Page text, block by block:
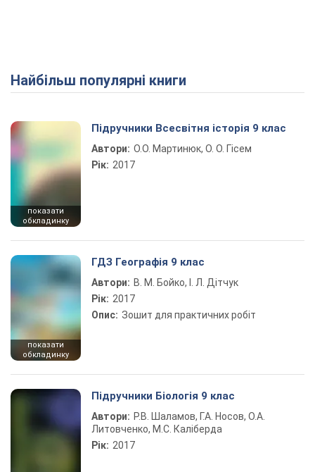
Найбільш популярні книги
показати
обкладинку
Підручники Всесвітня історія 9 клас
Автори: О.О. Мартинюк, О. О. Гісем
Рік: 2017
показати
обкладинку
ГДЗ Географія 9 клас
Автори: В. М. Бойко, І. Л. Дітчук
Рік: 2017
Опис: Зошит для практичних робіт
Підручники Біологія 9 клас
Автори: Р.В. Шаламов, Г.А. Носов, О.А.
Литовченко, М.С. Каліберда
Рік: 2017